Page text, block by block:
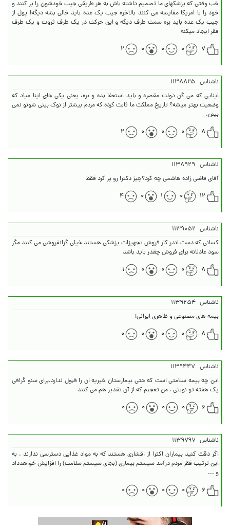
خب وقتی که پزشکهای ما تصمیم داشته باش به هر طریقی جیب خودشون را پر کنند و
خود را با امریکا مقایسه می کنند بالاخره جیب یک عده باید خالی بشه دیگه! پول از
جیب یک عده باید بره سمت طرف دیگه و این حرکت در یک طرف ثروت و یک طرف
فقر ایجاد میکنه
۷
۰ ۰ ۰ ۲
ناشناس ۱۱۳۸۸۲۵
اینایی که می گن دولت مقصره و باید استعفا بده و بره، یعنی یکی جای اینا میاد که
وضعیت بهتر میشه؟ تاریخ مملکت ما ثابت کرده که مردم بیشتر از نوک بینی شونو نمی
بینن.
۸
۰ ۰ ۰ ۲
ناشناس ۱۱۳۸۹۲۹
آقای قاضی زاده هاشمی چه کرد؟چیز دکترا رو پر کرد فقط
۱۲
۰ ۱ ۰ ۴
ناشناس ۱۱۳۹۰۵۲
کسانی که دست اندر کار فروش تجهیزات پزشکی هستند خیلی گرانفروشی می کنند مگر
سود عادلانه برای فروش چقدر باید باشد
۸
۰ ۰ ۰ ۱
ناشناس ۱۱۳۹۲۵۴
بیمه های مصنوعی و ظاهری ایرانی!
۸
۰ ۰ ۰ ۰
ناشناس ۱۱۳۹۴۴۷
این چه بیمه سلامتی است که حتی بیمارستان خیریه ان را قبول ندارد.برای سنو گرافی
یک هفته تو نوبتی . من تعجبم که از آن تقدیر هم می کنند
۶
۰ ۰ ۰ ۰
ناشناس ۱۱۳۹۷۹۷
اگر دقت کنید بیماران اکثرا از اقشاری هستند که به مواد غذایی دسترسی ندارند . به
این ترتیب فقر مردم درآمد سیستم بیماری (بجای سیستم سلامت) را افزایش خواهدداد
و ...
۶
۰ ۰ ۰ ۰